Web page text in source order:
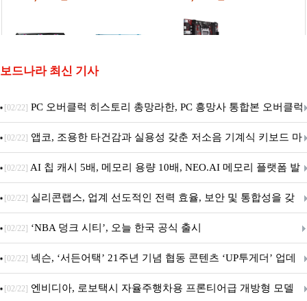
보드나라 최신 기사
[02/22] PC 오버클럭 히스토리 총망라한, PC 흥망사 통합본 오버클럭
특집(1-4편)
[02/22] 앱코, 조용한 타건감과 실용성 갖춘 저소음 기계식 키보드 마
우스 세트 'KM580' 출시
[02/22] AI 칩 캐시 5배, 메모리 용량 10배, NEO.AI 메모리 플랫폼 발
표
[02/22] 실리콘랩스, 업계 선도적인 전력 효율, 보안 및 통합성을 갖
춘 초저전력 블루투스 LE SoC ‘BG2B’ 공개
[02/22] ‘NBA 덩크 시티’, 오늘 한국 공식 출시
[02/22] 넥슨, ‘서든어택’ 21주년 기념 협동 콘텐츠 ‘UP투게더’ 업데
이트
[02/22] 엔비디아, 로보택시 자율주행차용 프론티어급 개방형 모델